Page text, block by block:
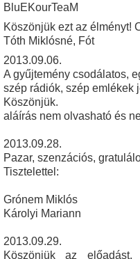
BluEKourTeaM
Köszönjük ezt az élményt!
Tóth Miklósné, Fót
2013.09.06.
A gyűjtemény csodálatos,
szép rádiók, szép emlékek
Köszönjük.
aláírás nem olvasható és
2013.09.28.
Pazar, szenzációs,
Tisztelettel:
Grónem Miklós
Károlyi Mariann
2013.09.29.
Köszönjük az